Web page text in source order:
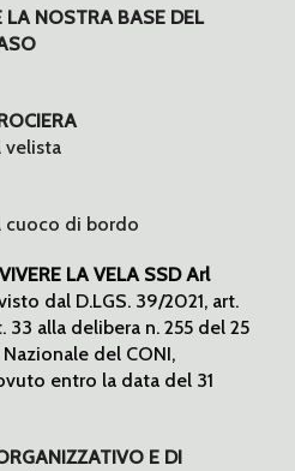
LA NOSTRA BASE DEL
velista
cuoco di bordo
LA VELA SSD Arl
dal D.LGS. 39/2021, art.
33 alla delibera n. 255 del 25
del CONI,
entro la data del 31
E DI